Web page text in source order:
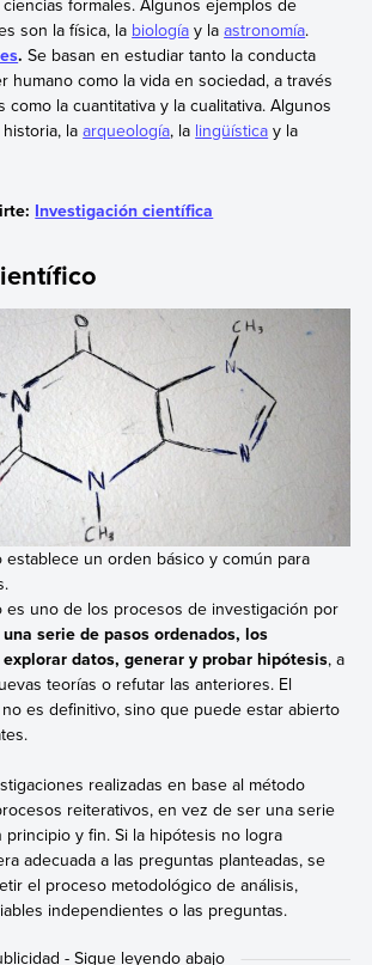
formales. Algunos ejemplos de
son la física, la biología y laastronomía.
. Se basan en estudiar tanto la conducta
humano como la vida en sociedad, a través
como la cuantitativa y la cualitativa. Algunos
laarqueología, la lingüística y la
Investigación científica
establece un orden básico y común para
es uno de los procesos de investigación por
serie de pasos ordenados, los
datos, generar y probar hipótesis, a
teorías o refutar las anteriores. El
es definitivo, sino que puede estar abierto
realizadas en base al método
reiterativos, en vez de ser una serie
y fin. Si la hipótesis no logra
adecuada a las preguntas planteadas, se
el proceso metodológico de análisis,
independientes o las preguntas.